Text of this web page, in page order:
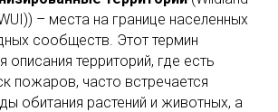
– места на границе населенных
сообществ. Этот термин
описания территорий, где есть
пожаров, часто встречается
обитания растений и животных, а